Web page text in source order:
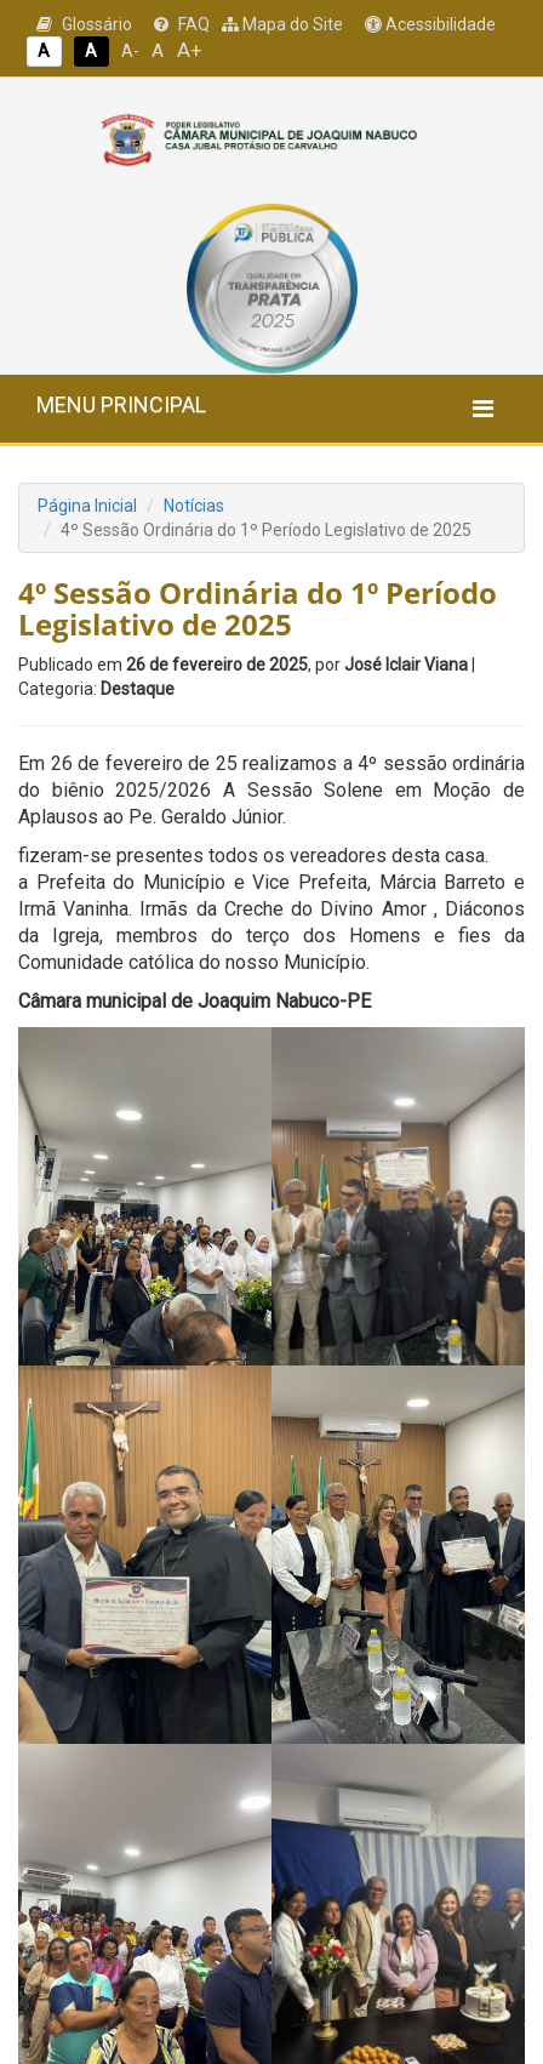
Glossário FAQ Mapa do Site
Acessibilidade
A
A A- A A+
MENU PRINCIPAL
Página Inicial
Notícias
4º Sessão Ordinária do 1º Período Legislativo de 2025
4º Sessão Ordinária do 1º Período
Legislativo de 2025
Publicado em 26 de fevereiro de 2025, porJosé Iclair Viana
Categoria: Destaque
Em 26 de fevereiro de 25 realizamos a 4º sessão ordinária
do biênio 2025/2026 A Sessão Solene em Moção de
Aplausos ao Pe. Geraldo Júnior.
fizeram-se presentes todos os vereadores desta casa.
a Prefeita do Município e Vice Prefeita, Márcia Barreto e
Irmã Vaninha. Irmãs da Creche do Divino Amor , Diáconos
da Igreja, membros do terço dos Homens e fies da
Comunidade católica do nosso Município.
Câmara municipal de Joaquim Nabuco-PE